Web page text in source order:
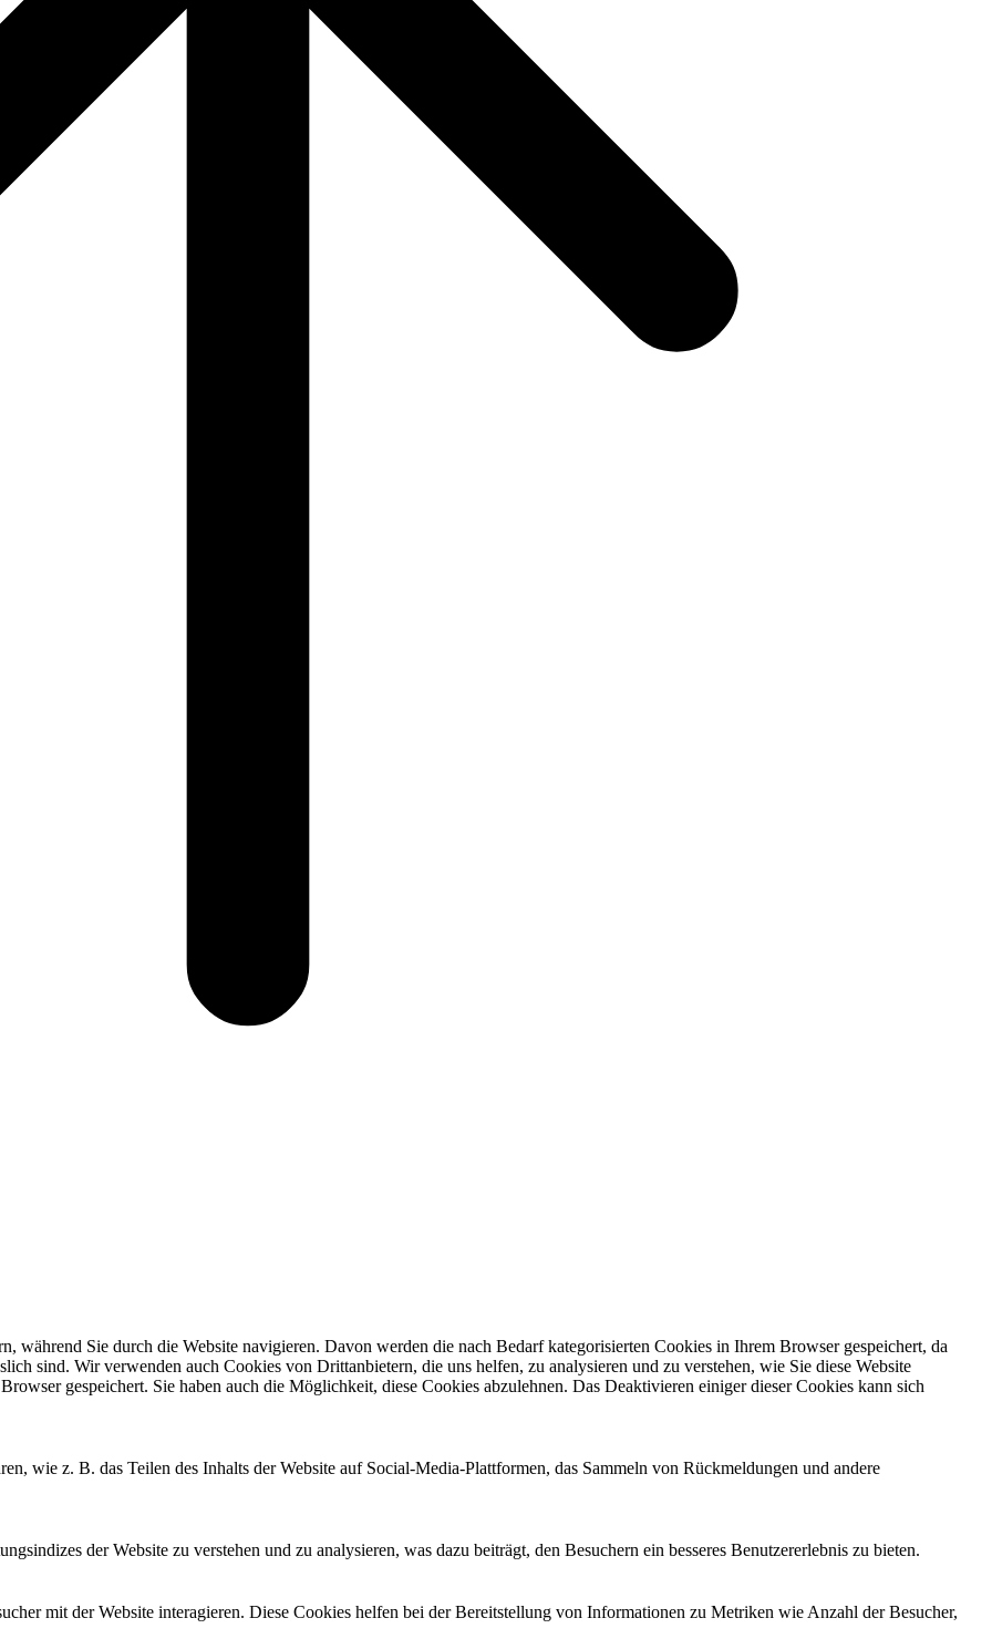
während Sie durch die Website navigieren. Davon werden die nach Bedarf kategorisierten Cookies in Ihrem Browser gespeichert, da
sind. Wir verwenden auch Cookies von Drittanbietern, die uns helfen, zu analysieren und zu verstehen, wie Sie diese Website
gespeichert. Sie haben auch die Möglichkeit, diese Cookies abzulehnen. Das Deaktivieren einiger dieser Cookies kann sich
wie z. B. das Teilen des Inhalts der Website auf Social-Media-Plattformen, das Sammeln von Rückmeldungen und andere
der Website zu verstehen und zu analysieren, was dazu beiträgt, den Besuchern ein besseres Benutzererlebnis zu bieten.
mit der Website interagieren. Diese Cookies helfen bei der Bereitstellung von Informationen zu Metriken wie Anzahl der Besucher,